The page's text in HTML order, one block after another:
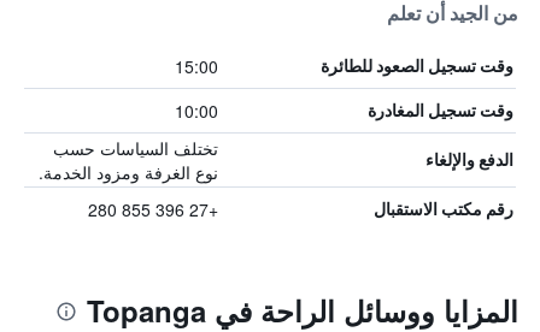
من الجيد أن تعلم
وقت تسجيل الصعود للطائرة 15:00
وقت تسجيل المغادرة 10:00
الدفع والإلغاء
تختلف السياسات حسب
نوع الغرفة ومزود الخدمة.
رقم مكتب الاستقبال +27 396 855 280
المزايا ووسائل الراحة في Topanga